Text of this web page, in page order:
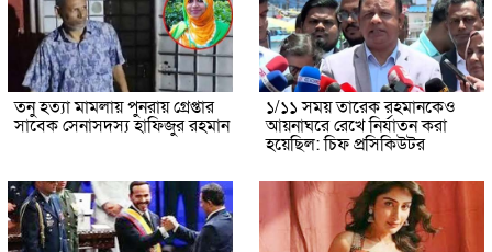
তনু হত্যা মামলায় পুনরায় গ্রেপ্তার
সাবেক সেনাসদস্য হাফিজুর রহমান
১/১১ সময় তারেক রহমানকেও
আয়নাঘরে রেখে নির্যাতন করা
হয়েছিল: চিফ প্রসিকিউটর